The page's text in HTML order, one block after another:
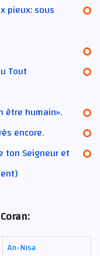
pieux: sous
Tout
être humain».
encore.
ton Seigneur et
An-Nisa